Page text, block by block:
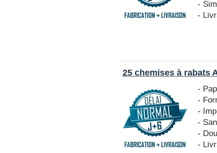
-
-
25 chemises à rabats
-
-
-
-
-
-